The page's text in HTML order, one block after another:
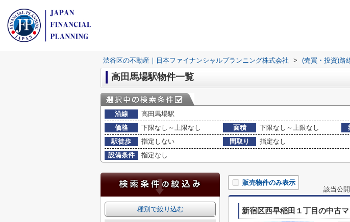
渋谷区の不動産｜日本ファイナンシャルプランニング株式会社 > (売買・投資)路
高田馬場駅物件一覧
沿線
高田馬場駅
価格
下限なし～上限なし 面積 下限なし～上限なし
駅徒歩
指定しない 間取り
指定なし
設備条件
指定なし
販売物件のみ表示
該当公
新宿区西早稲田１丁目の中古
種別で絞り込む